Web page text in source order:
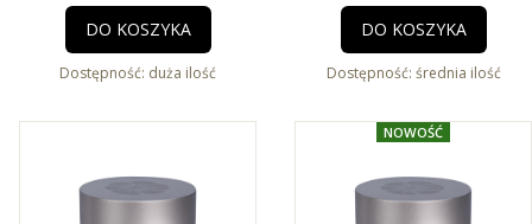
DO KOSZYKA
Dostępność: duża ilość
DO KOSZYKA
Dostępność: średnia ilość
NOWOŚĆ